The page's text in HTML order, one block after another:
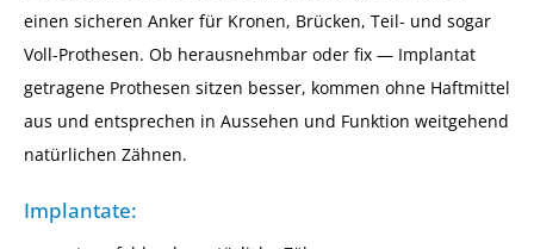
einen sicheren Anker für Kronen, Brücken, Teil- und sogar
Voll-Prothesen. Ob herausnehmbar oder fix — Implantat
getragene Prothesen sitzen besser, kommen ohne Haftmittel
aus und entsprechen in Aussehen und Funktion weitgehend
natürlichen Zähnen.
Implantate: